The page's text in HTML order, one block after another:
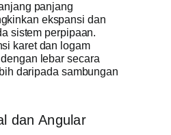
panjang
ekspansi dan
sistem perpipaan.
karet dan logam
lebar secara
daripada sambungan
dan Angular